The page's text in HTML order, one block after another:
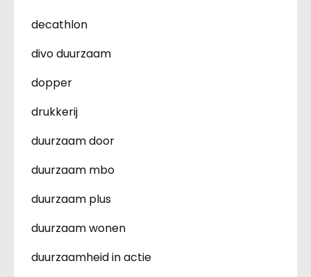
decathlon
divo duurzaam
dopper
drukkerij
duurzaam door
duurzaam mbo
duurzaam plus
duurzaam wonen
duurzaamheid in actie